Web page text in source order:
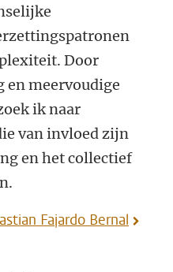
Door
meervoudige
ik naar
van invloed zijn
en het collectief
Fajardo Bernal